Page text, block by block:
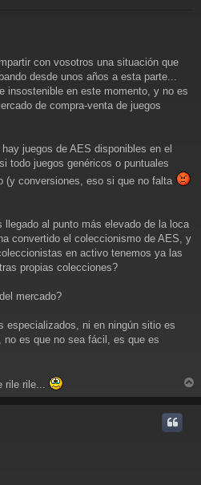
con vosotros una situación que
desde unos años a esta parte...
insostenible en este momento, y no es
de compra-venta de juegos
juegos de AES disponibles en el
todo juegos genéricos o puntuales
(y conversiones, eso si que no falta
llegado al punto más elevado de la loca
convertido el coleccionismo de AES, y
en activo tenemos ya las
propias colecciones?
mercado?
especializados, ni en ningún sitio es
es que no sea fácil, es que es
rile rile...
r